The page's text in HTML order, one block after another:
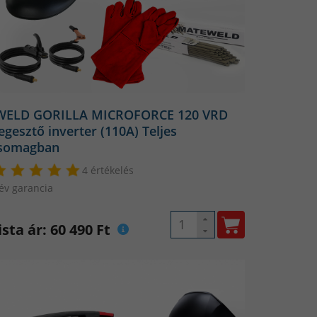
a munkájukra.
és hegesztési
használhatóak az
könnyen használhatóak a
az idővel és pénzzel teli
a saját műhelyéből!
GORILLA MICROFORCE 120 VRD
inverter (110A) Teljes
4 értékelés
garancia
ár: 60 490 Ft